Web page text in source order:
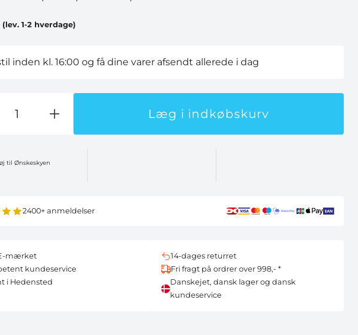
(lev. 1-2 hverdage)
inden kl. 16:00 og få dine varer afsendt allerede i dag
Læg i indkøbskurv
Tilføj til Ønskeskyen
2400+ anmeldelser
mærket
kundeservice
i Hedensted
14-dages returret
Fri fragt på ordrer over 998,- *
Danskejet, dansk lager og dansk
kundeservice